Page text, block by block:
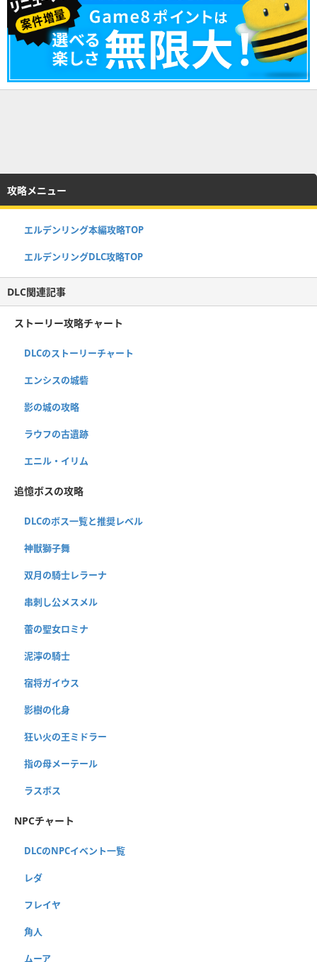
攻略メニュー
エルデンリング本編攻略TOP
エルデンリングDLC攻略TOP
DLC関連記事
ストーリー攻略チャート
DLCのストーリーチャート
エンシスの城砦
影の城の攻略
ラウフの古遺跡
エニル・イリム
追憶ボスの攻略
DLCのボス一覧と推奨レベル
神獣獅子舞
双月の騎士レラーナ
串刺し公メスメル
蕾の聖女ロミナ
泥濘の騎士
宿将ガイウス
影樹の化身
狂い火の王ミドラー
指の母メーテール
ラスボス
NPCチャート
DLCのNPCイベント一覧
レダ
フレイヤ
角人
ムーア